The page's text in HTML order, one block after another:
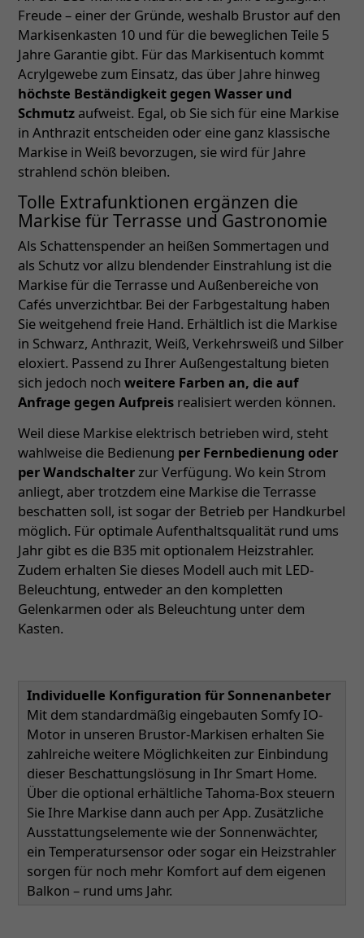
Freude – einer der Gründe, weshalb Brustor auf den
Markisenkasten 10 und für die beweglichen Teile 5
Jahre Garantie gibt. Für das Markisentuch kommt
Acrylgewebe zum Einsatz, das über Jahre hinweg
höchste Beständigkeit gegen Wasser und
Schmutz aufweist. Egal, ob Sie sich für eine Markise
in Anthrazit entscheiden oder eine ganz klassische
Markise in Weiß bevorzugen, sie wird für Jahre
strahlend schön bleiben.
Tolle Extrafunktionen ergänzen die
Markise für Terrasse und Gastronomie
Als Schattenspender an heißen Sommertagen und
als Schutz vor allzu blendender Einstrahlung ist die
Markise für die Terrasse und Außenbereiche von
Cafés unverzichtbar. Bei der Farbgestaltung haben
Sie weitgehend freie Hand. Erhältlich ist die Markise
in Schwarz, Anthrazit, Weiß, Verkehrsweiß und Silber
eloxiert. Passend zu Ihrer Außengestaltung bieten
sich jedoch noch weitere Farben an, die auf
Anfrage gegen Aufpreis realisiert werden können.
Weil diese Markise elektrisch betrieben wird, steht
wahlweise die Bedienung per Fernbedienung oder
per Wandschalterzur Verfügung. Wo kein Strom
anliegt, aber trotzdem eine Markise die Terrasse
beschatten soll, ist sogar der Betrieb per Handkurbel
möglich. Für optimale Aufenthaltsqualität rund ums
Jahr gibt es die B35 mit optionalem Heizstrahler.
Zudem erhalten Sie dieses Modell auch mit LED-
Beleuchtung, entweder an den kompletten
Gelenkarmen oder als Beleuchtung unter dem
Kasten.
Individuelle Konfiguration für Sonnenanbeter
Mit dem standardmäßig eingebauten Somfy IO-
Motor in unseren Brustor-Markisen erhalten Sie
zahlreiche weitere Möglichkeiten zur Einbindung
dieser Beschattungslösung in Ihr Smart Home.
Über die optional erhältliche Tahoma-Box steuern
Sie Ihre Markise dann auch per App. Zusätzliche
Ausstattungselemente wie der Sonnenwächter,
ein Temperatursensor oder sogar ein Heizstrahler
sorgen für noch mehr Komfort auf dem eigenen
Balkon – rund ums Jahr.